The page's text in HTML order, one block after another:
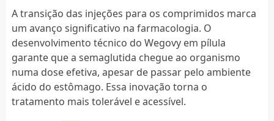
A transição das injeções para os comprimidos marca
um avanço significativo na farmacologia. O
desenvolvimento técnico do Wegovy em pílula
garante que a semaglutida chegue ao organismo
numa dose efetiva, apesar de passar pelo ambiente
ácido do estômago. Essa inovação torna o
tratamento mais tolerável e acessível.